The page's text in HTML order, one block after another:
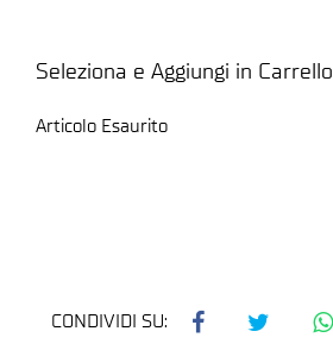
Seleziona e Aggiungi in Carrello
Articolo Esaurito
CONDIVIDI SU: